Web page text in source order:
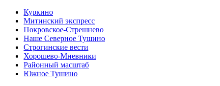
Куркино
Митинский экспресс
Покровское-Стрешнево
Наше Северное Тушино
Строгинские вести
Хорошево-Мневники
Районный масштаб
Южное Тушино